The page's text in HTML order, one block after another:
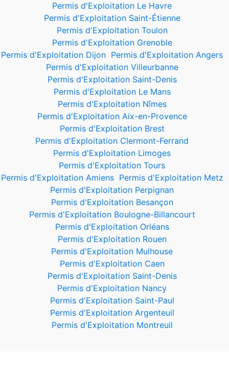
Permis d'Exploitation Le Havre
Permis d'Exploitation Saint-Étienne
Permis d'Exploitation Toulon
Permis d'Exploitation Grenoble
Permis d'Exploitation Dijon Permis d'Exploitation Angers
Permis d'Exploitation Villeurbanne
Permis d'Exploitation Saint-Denis
Permis d'Exploitation Le Mans
Permis d'Exploitation Nîmes
Permis d'Exploitation Aix-en-Provence
Permis d'Exploitation Brest
Permis d'Exploitation Clermont-Ferrand
Permis d'Exploitation Limoges
Permis d'Exploitation Tours
Permis d'Exploitation Amiens Permis d'Exploitation Metz
Permis d'Exploitation Perpignan
Permis d'Exploitation Besançon
Permis d'Exploitation Boulogne-Billancourt
Permis d'Exploitation Orléans
Permis d'Exploitation Rouen
Permis d'Exploitation Mulhouse
Permis d'Exploitation Caen
Permis d'Exploitation Saint-Denis
Permis d'Exploitation Nancy
Permis d'Exploitation Saint-Paul
Permis d'Exploitation Argenteuil
Permis d'Exploitation Montreuil